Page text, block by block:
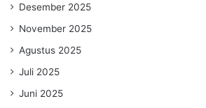
Desember 2025
November 2025
Agustus 2025
Juli 2025
Juni 2025